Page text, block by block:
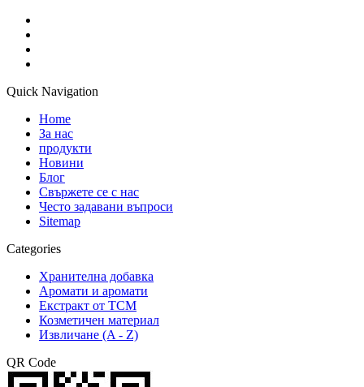
Quick Navigation
Home
За нас
продукти
Новини
Блог
Свържете се с нас
Често задавани въпроси
Sitemap
Categories
Хранителна добавка
Аромати и аромати
Екстракт от TCM
Козметичен материал
Извличане (A - Z)
QR Code